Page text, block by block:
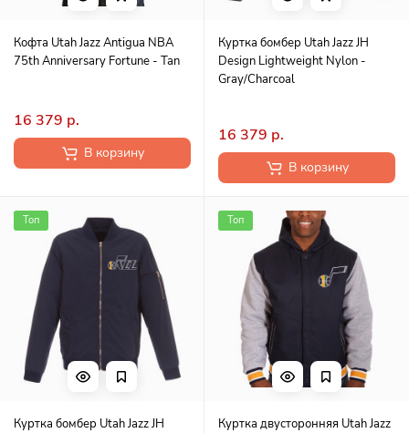
Кофта Utah Jazz Antigua NBA
75th Anniversary Fortune - Tan
16 379 р.
В корзину
Куртка бомбер Utah Jazz JH
Design Lightweight Nylon -
Gray/Charcoal
16 379 р.
В корзину
Топ
Куртка бомбер Utah Jazz JH
Топ
Куртка двусторонняя Utah Jazz